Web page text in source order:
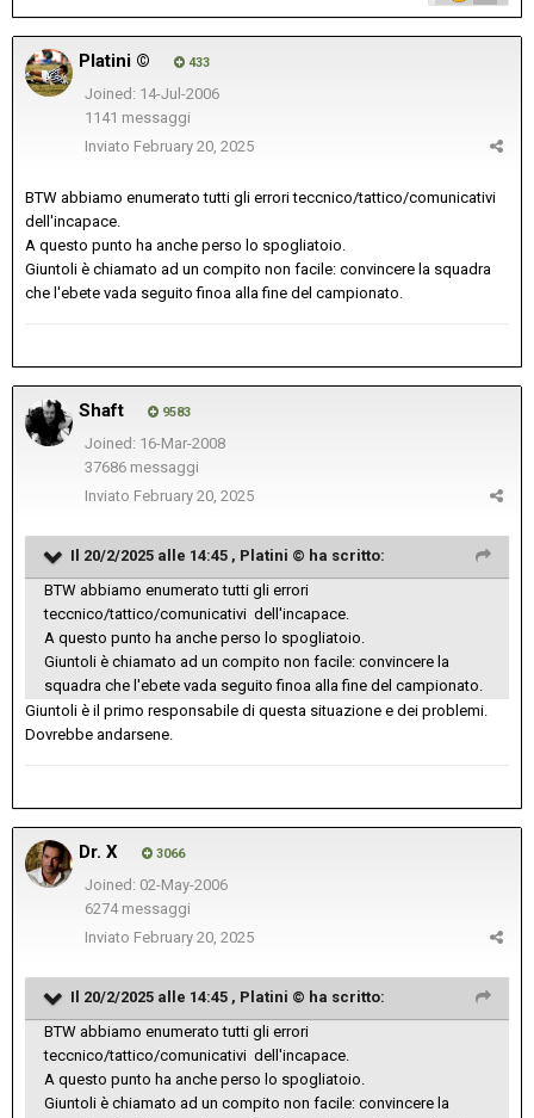
Platini © 433
Joined: 14-Jul-2006
1141 messaggi
Inviato February 20, 2025
BTW abbiamo enumerato tutti gli errori teccnico/tattico/comunicativi
dell'incapace.
A questo punto ha anche perso lo spogliatoio.
Giuntoli è chiamato ad un compito non facile: convincere la squadra
che l'ebete vada seguito finoa alla fine del campionato.
Shaft 9583
Joined: 16-Mar-2008
37686 messaggi
Inviato February 20, 2025
Il 20/2/2025 alle 14:45 , Platini © ha scritto:
BTW abbiamo enumerato tutti gli errori
teccnico/tattico/comunicativi dell'incapace.
A questo punto ha anche perso lo spogliatoio.
Giuntoli è chiamato ad un compito non facile: convincere la
squadra che l'ebete vada seguito finoa alla fine del campionato.
Giuntoli è il primo responsabile di questa situazione e dei problemi.
Dovrebbe andarsene.
Dr. X 3066
Joined: 02-May-2006
6274 messaggi
Inviato February 20, 2025
Il 20/2/2025 alle 14:45 , Platini © ha scritto:
BTW abbiamo enumerato tutti gli errori
teccnico/tattico/comunicativi dell'incapace.
A questo punto ha anche perso lo spogliatoio.
Giuntoli è chiamato ad un compito non facile: convincere la